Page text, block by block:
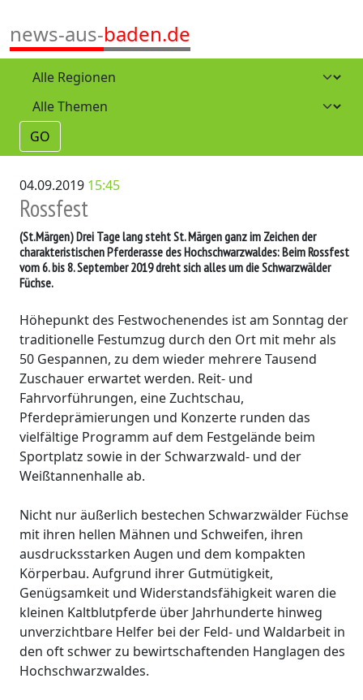
news-aus-baden.de
GO
04.09.2019 15:45
Rossfest
(St.Märgen)Drei Tage lang steht St. Märgen ganz im Zeichen der
charakteristischen Pferderasse des Hochschwarzwaldes: Beim Rossfest
vom 6. bis 8. September 2019 dreht sich alles um die Schwarzwälder
Füchse.
Höhepunkt des Festwochenendes ist am Sonntag der
traditionelle Festumzug durch den Ort mit mehr als
50 Gespannen, zu dem wieder mehrere Tausend
Zuschauer erwartet werden. Reit- und
Fahrvorführungen, eine Zuchtschau,
Pferdeprämierungen und Konzerte runden das
vielfältige Programm auf dem Festgelände beim
Sportplatz sowie in der Schwarzwald- und der
Weißtannenhalle ab.
Nicht nur äußerlich bestechen Schwarzwälder Füchse
mit ihren hellen Mähnen und Schweifen, ihren
ausdrucksstarken Augen und dem kompakten
Körperbau. Aufgrund ihrer Gutmütigkeit,
Genügsamkeit und Widerstandsfähigkeit waren die
kleinen Kaltblutpferde über Jahrhunderte hinweg
unverzichtbare Helfer bei der Feld- und Waldarbeit in
den oft schwer zu bewirtschaftenden Hanglagen des
Hochschwarzwaldes.